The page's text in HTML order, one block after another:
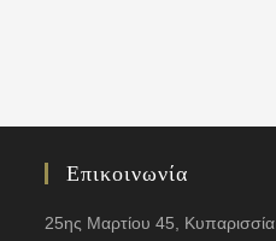
Επικοινωνία
25ης Μαρτίου 45, Κυπαρισσία